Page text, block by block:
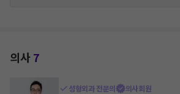
의사7
성형외과 전문의 의사회원